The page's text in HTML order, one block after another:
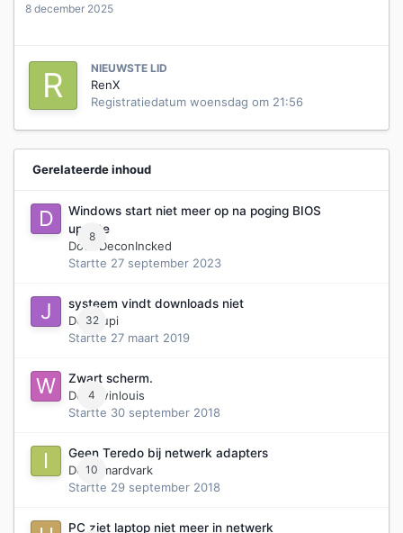
8 december 2025
NIEUWSTE LID
RenX
Registratiedatum woensdag om 21:56
Gerelateerde inhoud
8
Windows start niet meer op na poging BIOS
update
Door DeconIncked
Startte 27 september 2023
32
systeem vindt downloads niet
Door jupi
Startte 27 maart 2019
4
Zwart scherm.
Door
winlouis
Startte 30 september 2018
10
Geen Teredo bij netwerk adapters
Door imardvark
Startte 29 september 2018
PC ziet laptop niet meer in netwerk